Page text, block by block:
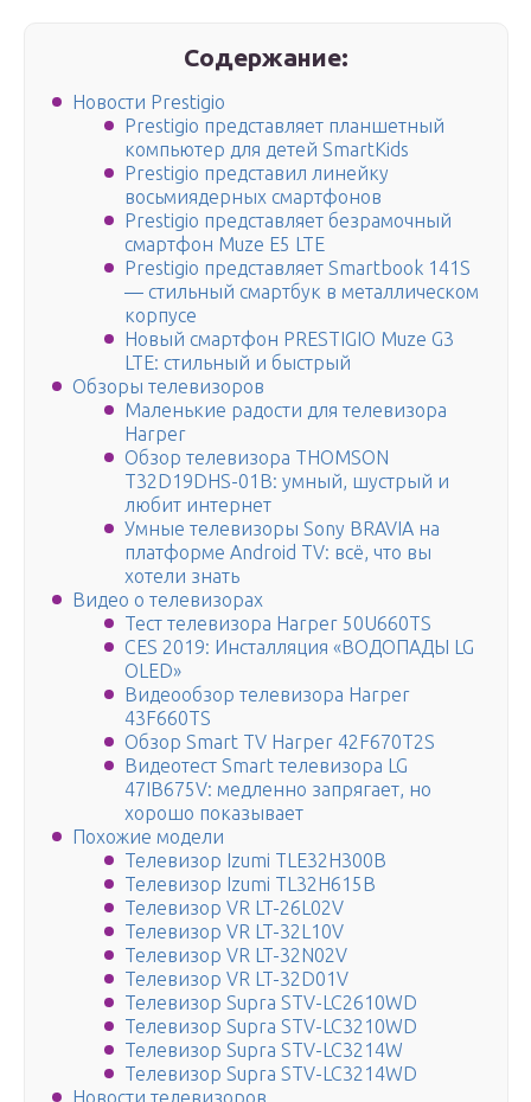
Содержание:
Новости Prestigio
Prestigio представляет планшетный
компьютер для детей SmartKids
Prestigio представил линейку
восьмиядерных смартфонов
Prestigio представляет безрамочный
смартфон Muze E5 LTE
Prestigio представляет Smartbook 141S
— стильный смартбук в металлическом
корпусе
Новый смартфон PRESTIGIO Muze G3
LTE: стильный и быстрый
Обзоры телевизоров
Маленькие радости для телевизора
Harper
Обзор телевизора THOMSON
T32D19DHS-01B: умный, шустрый и
любит интернет
Умные телевизоры Sony BRAVIA на
платформе Android TV: всё, что вы
хотели знать
Видео о телевизорах
Тест телевизора Harper 50U660TS
CES 2019: Инсталляция «ВОДОПАДЫ LG
OLED»
Видеообзор телевизора Harper
43F660TS
Обзор Smart TV Harper 42F670T2S
Видеотест Smart телевизора LG
47IB675V: медленно запрягает, но
хорошо показывает
Похожие модели
Телевизор Izumi TLE32H300B
Телевизор Izumi TL32H615B
Телевизор VR LT-26L02V
Телевизор VR LT-32L10V
Телевизор VR LT-32N02V
Телевизор VR LT-32D01V
Телевизор Supra STV-LC2610WD
Телевизор Supra STV-LC3210WD
Телевизор Supra STV-LC3214W
Телевизор Supra STV-LC3214WD
Новости телевизоров